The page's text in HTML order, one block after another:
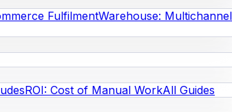
FulfilmentWarehouse: Multichannel
ROI: Cost of Manual WorkAll Guides